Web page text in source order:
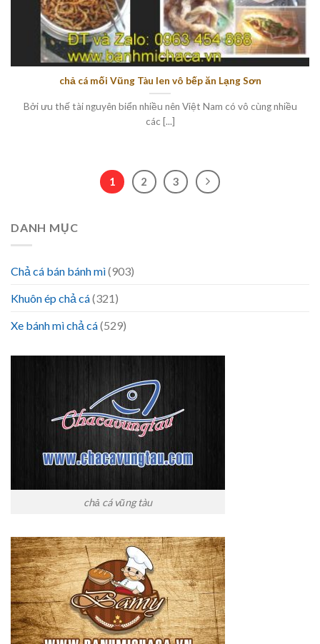
chả cá mối Vũng Tàu len vô bếp ăn Lạng Sơn
Bởi ưu thế tài nguyên biển nhiều nên Việt Nam có vô cùng nhiều
các [...]
1 2 3
DANH MỤC
Chả cá bán bánh mì(903)
Khuôn ép chả cá(321)
Xe bánh mì chả cá(529)
chả cá vũng tàu